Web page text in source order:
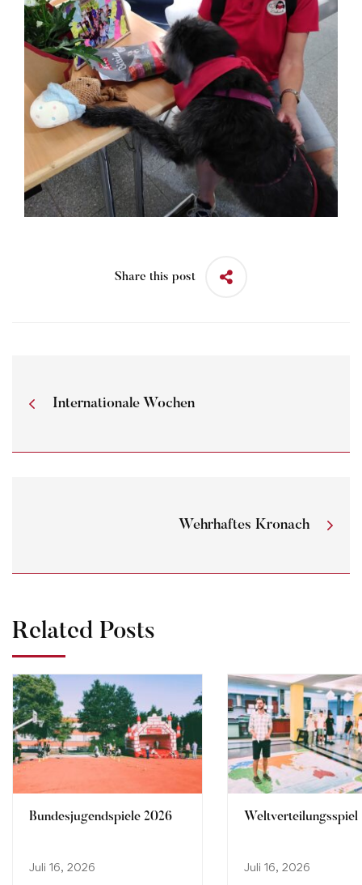
Share this post
Internationale Wochen
Wehrhaftes Kronach
Related Posts
Bundesjugendspiele 2026
Juli 16, 2026
Weltverteilungsspiel
Juli 16, 2026